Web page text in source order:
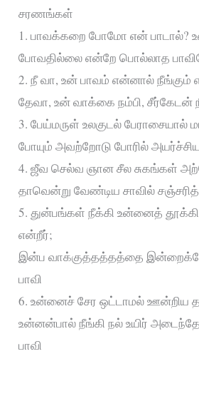
சரணங்கள்
1. பாவக்கறை போமோ என் பாடால்?
போவதில்லை என்றே பொல்லாத
2. நீ வா, உன் பாவம் என்னால்
தேவா, உன் வாக்கை நம்பி, சீர்கேடன்
3. பேய்மருள் உலகுடல் பேராசையால்
போயும் அவற்றோடு போரில்
4. ஜீவ செல்வ ஞான சீல சுகங்கள்
தாவென்று வேண்டிய சாவில்
5. துன்பங்கள் நீக்கி உன்னைத்
என்றீர்;
இன்ப வாக்குத்தத்தத்தை
பாவி
6. உன்னைச் சேர ஒட்டாமல் ஊன்றிய
உன்னன்பால் நீங்கி நல் உயிர்
பாவி